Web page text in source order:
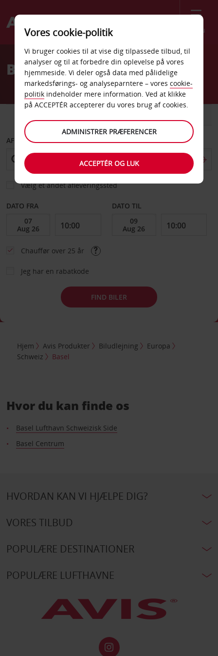
Menu
Welcome
AvisBilleje Basel
AFHENT FRA
Vælg et andet afleveringssted
DATO FRA DATO TIL
Chauffør over 25 år
Jeg har en rabatkode
FIND BILER
Hjem Avis Produkter Biludlejning
Europa
Schweiz
Basel
Hvor du kan finde os
Basel Lufthavn Schweizisk Side
Basel Centrum
HVORDAN KAN VI HJÆLPE DIG?
VORES TILBUD
POPULÆRE DESTINATIONER
POPULÆRE LUFTHAVNE
Vores cookie-politik
Vi bruger cookies til at vise dig tilpassede tilbud, til
analyser og til at forbedre din oplevelse på vores
hjemmeside. Vi deler også data med pålidelige
markedsførings- og analyseparntere – vores cookie-
politik indeholder mere information. Ved at klikke
på ACCEPTÉR accepterer du vores brug af cookies.
ADMINISTRER PRÆFERENCER
ACCEPTÉR OG LUK